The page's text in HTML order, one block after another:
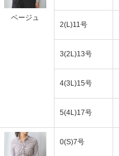
ベージュ
2(L)11号
3(2L)13号
4(3L)15号
5(4L)17号
0(S)7号